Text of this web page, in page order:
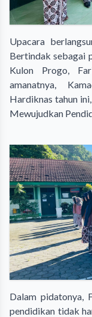
Upacara
Bertindak sebagai
Kulon Progo,
amanatnya,
Hardiknas tahun
Mewujudkan
Dalam pidatonya,
pendidikan tidak